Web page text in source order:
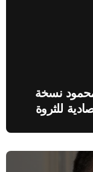
نسخة
للثروة